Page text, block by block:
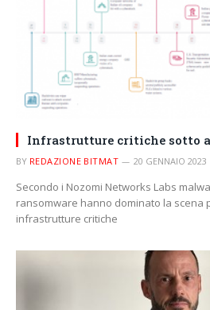
Infrastrutture critiche sotto
BY REDAZIONE BITMAT 20 GENNAIO 2023
Secondo i Nozomi Networks Labs
ransomware hanno dominato la scena
infrastrutture critiche